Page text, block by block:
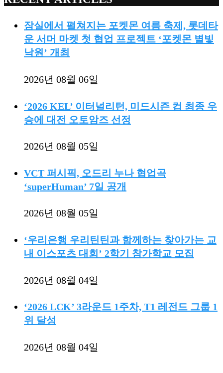
잠실에서 펼쳐지는 포켓몬 여름 축제, 롯데타
운 서머 마켓 첫 협업 프로젝트 ‘포켓몬 별빛
낙원’ 개최
2026년 08월 06일
‘2026 KEL’ 이터널리턴, 미드시즌 컵 최종 우
승에 대전 오토암즈 선정
2026년 08월 05일
VCT 퍼시픽, 오드리 누나 협업곡
‘superHuman’ 7일 공개
2026년 08월 05일
‘우리은행 우리틴틴과 함께하는 찾아가는 교
내 이스포츠 대회’ 2학기 참가학교 모집
2026년 08월 04일
‘2026 LCK’ 3라운드 1주차, T1 레전드 그룹 1
위 달성
2026년 08월 04일